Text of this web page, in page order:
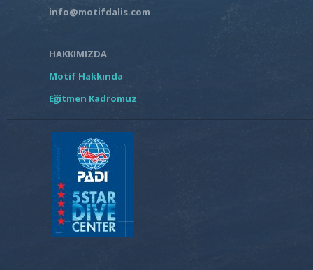
info@motifdalis.com
HAKKIMIZDA
Motif Hakkında
Eğitmen Kadromuz